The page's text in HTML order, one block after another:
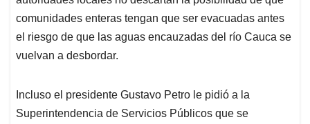
comunidades enteras tengan que ser evacuadas antes
el riesgo de que las aguas encauzadas del río Cauca se
vuelvan a desbordar.
Incluso el presidente Gustavo Petro le pidió a la
Superintendencia de Servicios Públicos que se